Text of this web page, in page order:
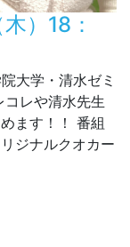
）18：
大学・清水ゼミ
レや清水先生
ます！！ 番組
ジナルクオカー